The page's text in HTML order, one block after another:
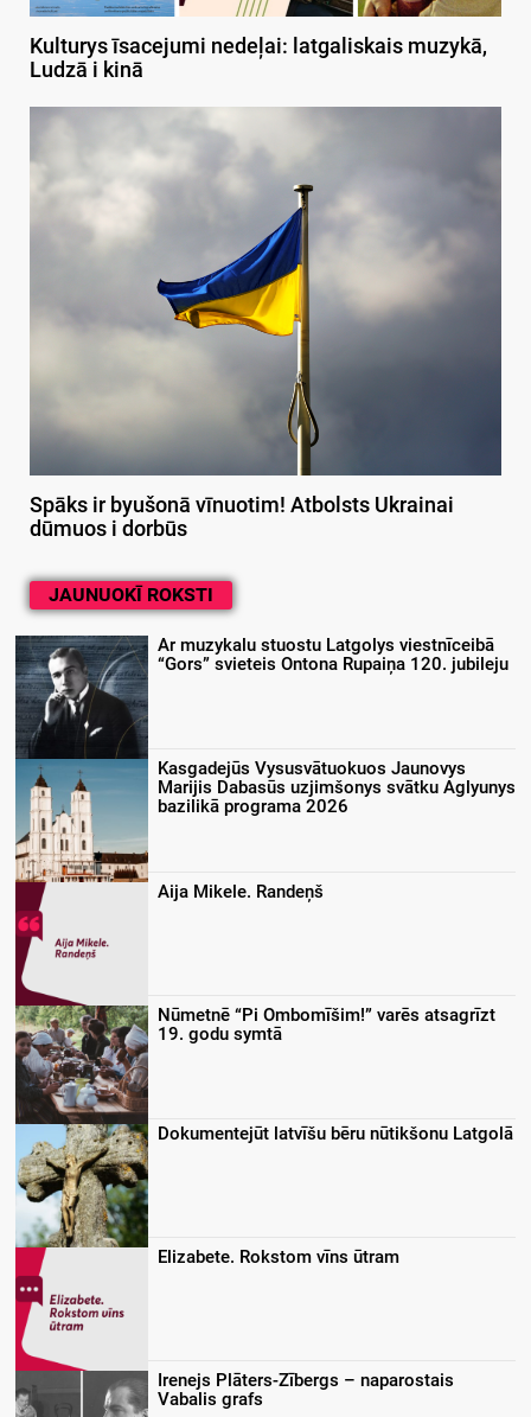
Kulturys īsacejumi nedeļai: latgaliskais muzykā,
Ludzā i kinā
Spāks ir byušonā vīnuotim! Atbolsts Ukrainai
dūmuos i dorbūs
JAUNUOKĪ ROKSTI
Ar muzykalu stuostu Latgolys viestnīceibā
“Gors” svieteis Ontona Rupaiņa 120. jubileju
Kasgadejūs Vysusvātuokuos Jaunovys
Marijis Dabasūs uzjimšonys svātku Aglyunys
bazilikā programa 2026
Aija Mikele. Randeņš
Nūmetnē “Pi Ombomīšim!” varēs atsagrīzt
19. godu symtā
Dokumentejūt latvīšu bēru nūtikšonu Latgolā
Elizabete. Rokstom vīns ūtram
Irenejs Plāters-Zībergs – naparostais
Vabalis grafs